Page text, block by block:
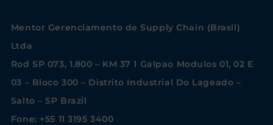
Mentor Gerenciamento de Supply Chain (Brasil)
Ltda
Rod SP 073, 1.800 – KM 37 1 Galpao Modulos 01, 02 E
03 – Bloco 300 – Distrito Industrial Do Lageado –
Salto – SP Brazil
Fone: +55 11 3195 3400